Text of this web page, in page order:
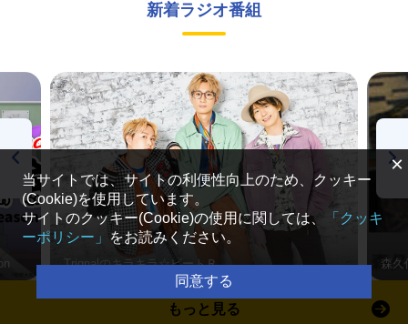
新着ラジオ番組
Trignalのキラキラ☆ビートＲ 森久
もっと見る
×
当サイトでは、サイトの利便性向上のため、クッキー
(Cookie)を使用しています。
サイトのクッキー(Cookie)の使用に関しては、
「クッキ
ーポリシー」をお読みください。
同意する